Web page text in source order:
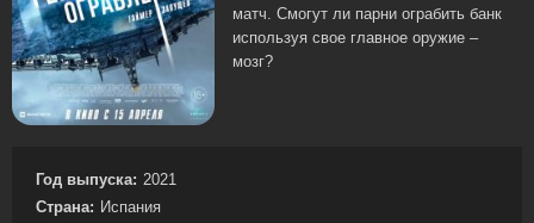
матч. Смогут ли парни ограбить банк
используя свое главное оружие –
мозг?
Год выпуска: 2021
Страна: Испания